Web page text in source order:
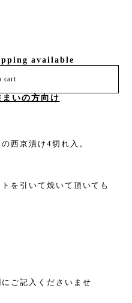
available
cart
まいの方向け
西京漬け4切れ入。
を引いて焼いて頂いても
ご記入くださいませ